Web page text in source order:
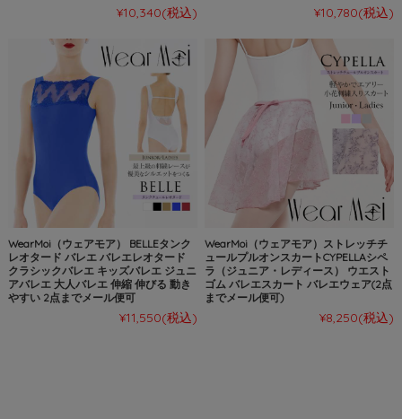
¥10,340(税込) ¥10,780(税込)
WearMoi（ウェアモア） BELLEタンク
レオタード バレエ バレエレオタード
クラシックバレエ キッズバレエ ジュニ
アバレエ 大人バレエ 伸縮 伸びる 動き
やすい 2点までメール便可
¥11,550(税込)
WearMoi（ウェアモア）ストレッチチ
ュールプルオンスカートCYPELLAシペ
ラ（ジュニア・レディース） ウエスト
ゴム バレエスカート バレエウェア(2点
までメール便可)
¥8,250(税込)